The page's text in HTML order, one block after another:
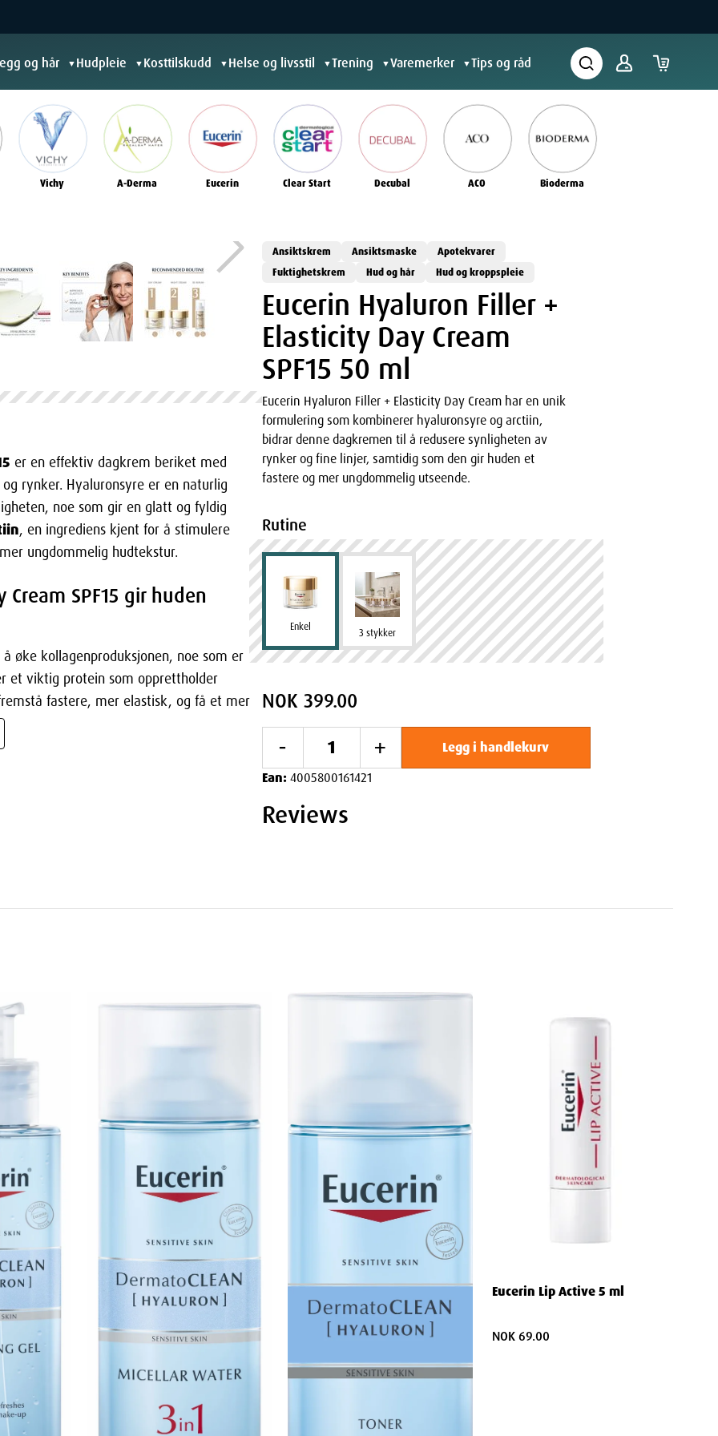
og hår ▼ Hudpleie ▼ Kosttilskudd ▼ Helse og livsstil ▼Trening ▼Varemerker ▼Tips og råd
Vichy A-Derma Eucerin Clear Start Decubal ACO Bioderma
er en effektiv dagkrem beriket med
rynker. Hyaluronsyre er en naturlig
noe som gir en glatt og fyldig
, en ingrediens kjent for å stimulere
ungdommelig hudtekstur.
SPF15 gir huden
øke kollagenproduksjonen, noe som er
et viktig protein som opprettholder
fastere, mer elastisk, og få et mer
Elasticity Day Cream SPF15
et glatt utseende.
føre til tidlig aldring.
ungdommelig utseende med regelmessig
forsiktig inn i huden for best
og behandle aldringstegn, oppnå
i hverdagen.
50 ml
Ansiktskrem Ansiktsmaske
Apotekvarer
Fuktighetskrem
Hud og hår Hud og kroppspleie
Eucerin Hyaluron Filler +
Elasticity Day Cream
SPF15 50 ml
Eucerin Hyaluron Filler + Elasticity Day Cream har en unik
formulering som kombinerer hyaluronsyre og arctiin,
bidrar denne dagkremen til å redusere synligheten av
rynker og fine linjer, samtidig som den gir huden et
fastere og mer ungdommelig utseende.
Rutine
Enkel
3 stykker
NOK 399.00
- +
Legg i handlekurv
Ean: 4005800161421
Reviews
Eucerin Lip Active 5 ml
NOK 69.00